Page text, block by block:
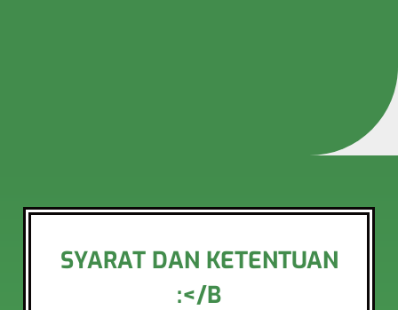
SYARAT DAN KETENTUAN
:</B